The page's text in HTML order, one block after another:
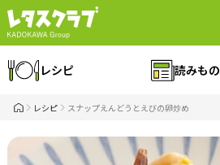
レシピ 読みもの
レシピ スナップえんどうとえびの卵炒め